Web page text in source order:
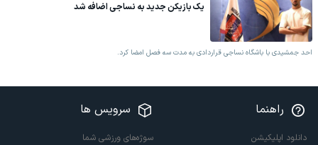
یک بازیکن جدید به نساجی اضافه شد
احد جمشیدی با باشگاه نساجی قراردادی به مدت سه فصل امضا کرد.
راهنما
دانلود اپلیکیشن
سرویس ها
سوژه‌های ورزشی شما